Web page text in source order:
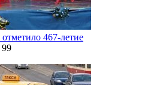
467-летие
99